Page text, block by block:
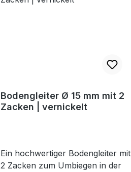
Bodengleiter Ø 15 mm mit 2
Zacken | vernickelt
Ein hochwertiger Bodengleiter mit
2 Zacken zum Umbiegen in der